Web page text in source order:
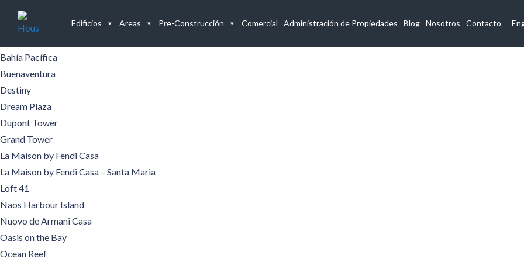
Edificios Areas Pre-Construcción Comercial Administración de Propiedades Blog Nosotros Contacto
Edificios
Aqualina
Bahía Pacífica
Buenaventura
Destiny
Dream Plaza
Dupont Tower
Grand Tower
La Maison by Fendi Casa
La Maison by Fendi Casa – Santa Maria
Loft 41
Naos Harbour Island
Nuovo de Armani Casa
Oasis on the Bay
Ocean Reef